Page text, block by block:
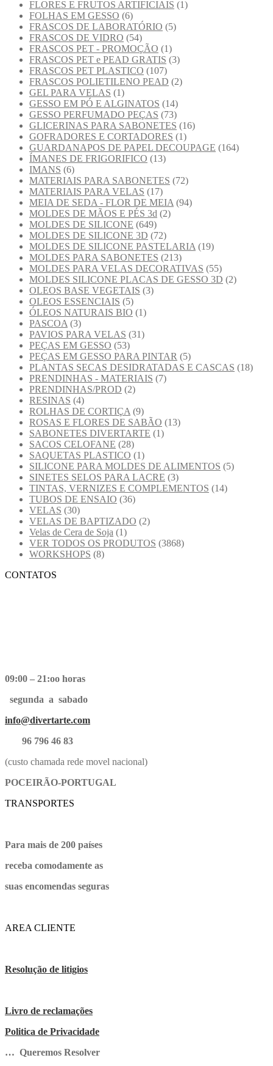
FLORES E FRUTOS ARTIFICIAIS (1)
FOLHAS EM GESSO (6)
FRASCOS DE LABORATÓRIO (5)
FRASCOS DE VIDRO (54)
FRASCOS PET - PROMOÇÃO (1)
FRASCOS PET e PEAD GRATIS (3)
FRASCOS PET PLASTICO (107)
FRASCOS POLIETILENO PEAD (2)
GEL PARA VELAS (1)
GESSO EM PÓ E ALGINATOS (14)
GESSO PERFUMADO PEÇAS (73)
GLICERINAS PARA SABONETES (16)
GOFRADORES E CORTADORES (1)
GUARDANAPOS DE PAPEL DECOUPAGE (164)
ÍMANES DE FRIGORIFICO (13)
IMANS (6)
MATERIAIS PARA SABONETES (72)
MATERIAIS PARA VELAS (17)
MEIA DE SEDA - FLOR DE MEIA (94)
MOLDES DE MÃOS E PÉS 3d (2)
MOLDES DE SILICONE (649)
MOLDES DE SILICONE 3D (72)
MOLDES DE SILICONE PASTELARIA (19)
MOLDES PARA SABONETES (213)
MOLDES PARA VELAS DECORATIVAS (55)
MOLDES SILICONE PLACAS DE GESSO 3D (2)
OLEOS BASE VEGETAIS (3)
OLEOS ESSENCIAIS (5)
ÓLEOS NATURAIS BIO (1)
PASCOA (3)
PAVIOS PARA VELAS (31)
PEÇAS EM GESSO (53)
PEÇAS EM GESSO PARA PINTAR (5)
PLANTAS SECAS DESIDRATADAS E CASCAS (18)
PRENDINHAS - MATERIAIS (7)
PRENDINHAS/PROD (2)
RESINAS (4)
ROLHAS DE CORTIÇA (9)
ROSAS E FLORES DE SABÃO (13)
SABONETES DIVERTARTE (1)
SACOS CELOFANE (28)
SAQUETAS PLASTICO (1)
SILICONE PARA MOLDES DE ALIMENTOS (5)
SINETES SELOS PARA LACRE (3)
TINTAS, VERNIZES E COMPLEMENTOS (14)
TUBOS DE ENSAIO (36)
VELAS (30)
VELAS DE BAPTIZADO (2)
Velas de Cera de Soja (1)
VER TODOS OS PRODUTOS (3868)
WORKSHOPS (8)
CONTATOS
09:00 – 21:oo horas
segunda a sabado
info@divertarte.com
96 796 46 83
(custo chamada rede movel nacional)
POCEIRÃO-PORTUGAL
TRANSPORTES
Para mais de 200 países
receba comodamente as
suas encomendas seguras
AREA CLIENTE
Resolução de litigios
Livro de reclamações
Politica de Privacidade
… Queremos Resolver